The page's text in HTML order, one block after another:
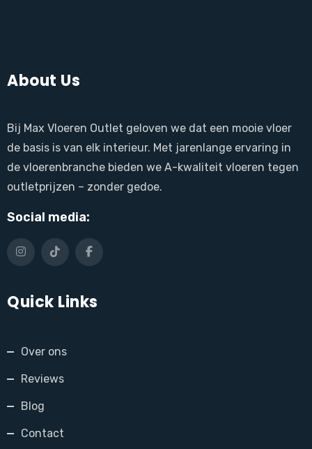
About Us
Bij Max Vloeren Outlet geloven we dat een mooie vloer
de basis is van elk interieur. Met jarenlange ervaring in
de vloerenbranche bieden we A-kwaliteit vloeren tegen
outletprijzen – zonder gedoe.
Social media:
Quick Links
Over ons
Reviews
Blog
Contact